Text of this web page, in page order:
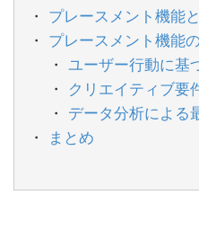
プレースメント機能
プレースメント機能
ユーザー行動に基
クリエイティブ要
データ分析による
まとめ